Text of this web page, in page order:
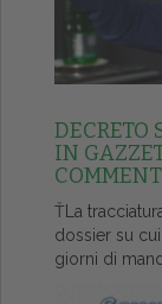
DECRETO
IN
ŤLa
dossier su
giorni di